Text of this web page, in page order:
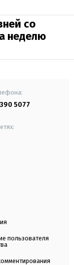
со
неделю
5077
пользователя